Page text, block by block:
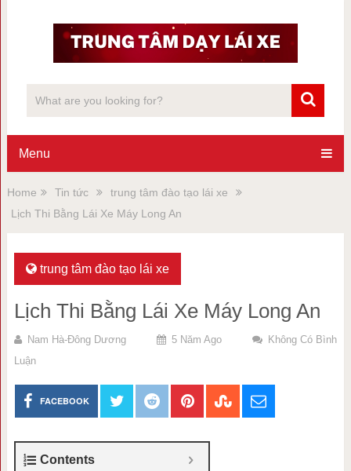
Menu
Home Tin tức
trung tâm đào tạo lái xe
Lịch Thi Bằng Lái Xe Máy Long An
trung tâm đào tạo lái xe
Lịch Thi Bằng Lái Xe Máy Long An
Nam Hà-Đông Dương 5 Năm Ago
Không Có Bình
Luận
FACEBOOK
Contents